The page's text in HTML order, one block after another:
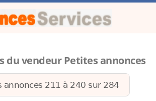
du vendeur Petites annonces
annonces 211 à 240 sur 284